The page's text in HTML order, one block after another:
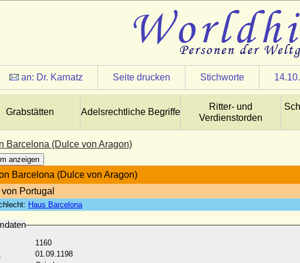
an: Dr. Karnatz Seite drucken Stichworte
Grabstätten Adelsrechtliche Begriffe
Ritter- und
Verdienstorden
Barcelona (Dulce von Aragon)
anzeigen
Barcelona (Dulce von Aragon)
Portugal
Haus Barcelona
1160
01.09.1198